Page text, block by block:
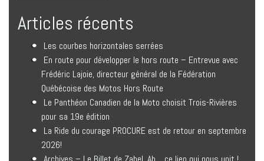
Articles récents
Les courbes horizontales serrées
En route pour développer le hors route – Entrevue avec
Frédéric Lajoie, directeur général de la Fédération
Québécoise des Motos Hors Route
Le Panthéon Canadien de la Moto choisit Trois-Rivières
pour sa 19e édition
La Ride du courage PROCURE est de retour en septembre
2026!